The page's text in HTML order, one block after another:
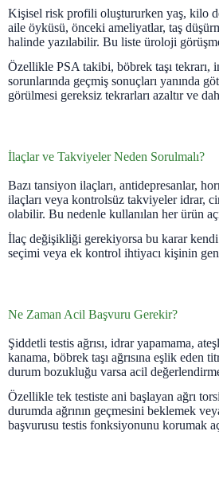
Kişisel risk profili oluştururken yaş, kilo
aile öyküsü, önceki ameliyatlar, taş
halinde yazılabilir. Bu liste üroloji
Özellikle PSA takibi, böbrek taşı
sorunlarında geçmiş sonuçları yanında
görülmesi gereksiz tekrarları azaltır ve
İlaçlar ve Takviyeler Neden Sorulmalı?
Bazı tansiyon ilaçları, antidepresanlar,
ilaçları veya kontrolsüz takviyeler idrar,
olabilir. Bu nedenle kullanılan her ürün
İlaç değişikliği gerekiyorsa bu karar
seçimi veya ek kontrol ihtiyacı kişinin
Ne Zaman Acil Başvuru Gerekir?
Şiddetli testis ağrısı, idrar yapamama,
kanama, böbrek taşı ağrısına eşlik eden
durum bozukluğu varsa acil
Özellikle tek testiste ani başlayan ağrı
durumda ağrının geçmesini beklemek
başvurusu testis fonksiyonunu korumak